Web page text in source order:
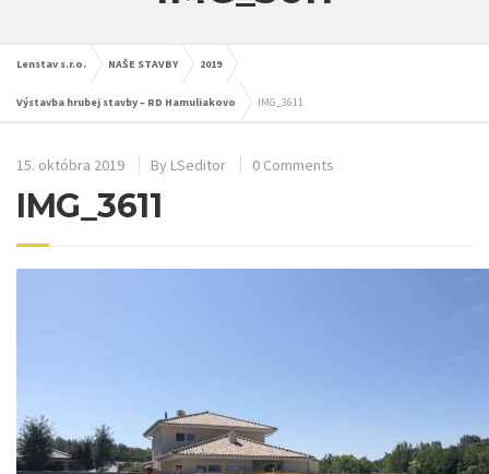
Lenstav s.r.o. NAŠE STAVBY 2019
Výstavba hrubej stavby – RD Hamuliakovo IMG_3611
15. októbra 2019 By LSeditor 0 Comments
IMG_3611